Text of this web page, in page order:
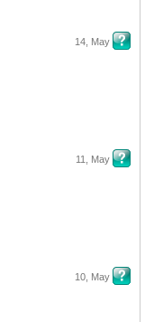
14, May
11, May
10, May